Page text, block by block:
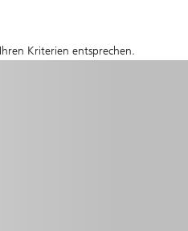
Kriterien entsprechen.